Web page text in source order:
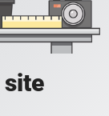
site